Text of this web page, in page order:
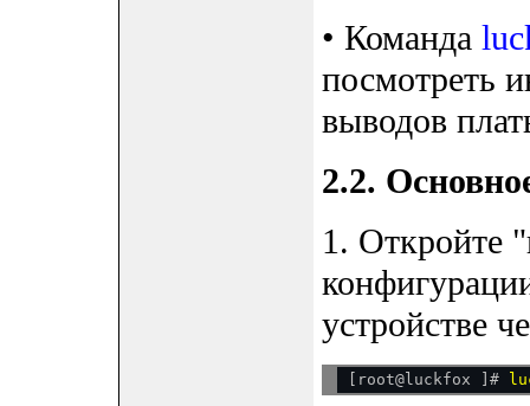
• Команда
посмотреть
выводов
2.2.
1. Откройте
устройстве
[root@luckfox ]#